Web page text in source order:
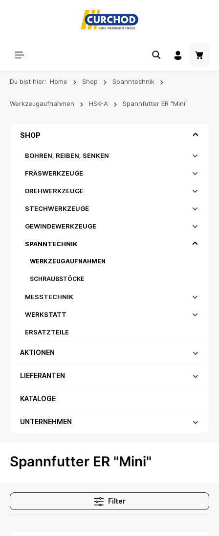
Du bist hier: Home Shop Spanntechnik
Werkzeugaufnahmen HSK-A Spannfutter ER "Mini"
SHOP
BOHREN, REIBEN, SENKEN
FRÄSWERKZEUGE
DREHWERKZEUGE
STECHWERKZEUGE
GEWINDEWERKZEUGE
SPANNTECHNIK
WERKZEUGAUFNAHMEN
SCHRAUBSTÖCKE
MESSTECHNIK
WERKSTATT
ERSATZTEILE
AKTIONEN
LIEFERANTEN
KATALOGE
UNTERNEHMEN
Spannfutter ER "Mini"
Filter